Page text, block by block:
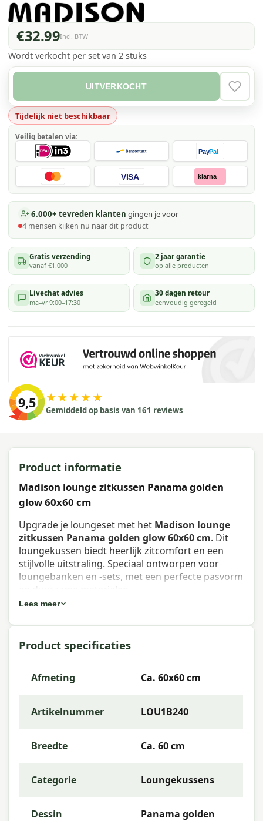
€32.99Incl. BTW
Tijdelijk niet beschikbaar
Wordt verkocht per set van 2 stuks
UITVERKOCHT
Veilig betalen via:
PayPal
VISA klarna
6.000+ tevreden klanten gingen je voor
4 mensen kijken nu naar dit product
Gratis verzending
vanaf €1.000
2 jaar garantie
op alle producten
Livechat advies
ma–vr 9:00–17:30
30 dagen retour
eenvoudig geregeld
9,5 ★★★★★
Gemiddeld op basis van 161 reviews
Product informatie
Madison lounge zitkussen Panama golden
glow 60x60 cm
Upgrade je loungeset met het Madison lounge
zitkussen Panama golden glow 60x60 cm. Dit
loungekussen biedt heerlijk zitcomfort en een
stijlvolle uitstraling. Speciaal ontworpen voor
loungebanken en -sets, met een perfecte pasvorm
en duurzame materialen.
60x60 cm
Artikelnummer:
LOU1B240
EAN:8713229287221
Merk:Madison
Kleur:
glow
Afmeting:Ca. 60x60 cm
Stof:50% Cotton 45% Polyester 5% Other fibers
Lees meer
Product specificaties
Afmeting Ca. 60x60 cm
Artikelnummer LOU1B240
Breedte Ca. 60 cm
Categorie Loungekussens
Dessin Panama golden